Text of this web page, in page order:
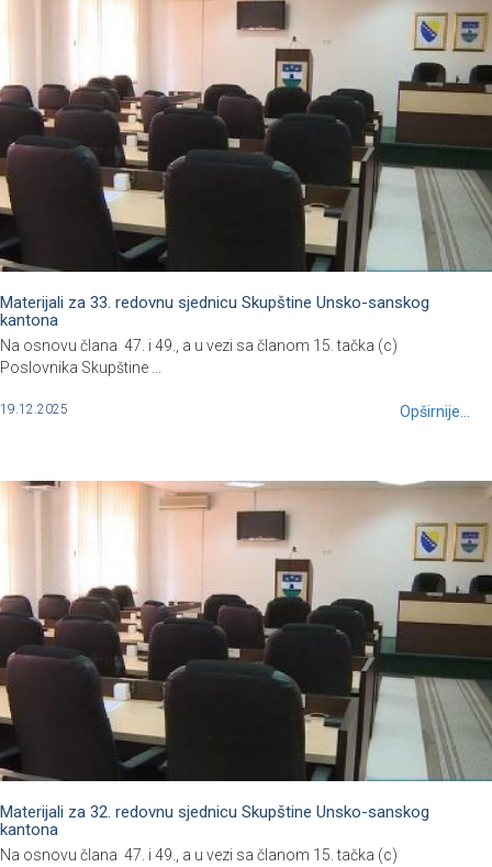
Materijali za 33. redovnu sjednicu Skupštine Unsko-sanskog
kantona
Na osnovu člana 47. i 49., a u vezi sa članom 15. tačka (c)
Poslovnika Skupštine ...
19.12.2025 Opširnije...
Materijali za 32. redovnu sjednicu Skupštine Unsko-sanskog
kantona
Na osnovu člana 47. i 49., a u vezi sa članom 15. tačka (c)